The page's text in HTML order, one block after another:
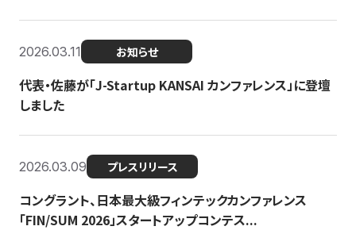
2026.03.11 お知らせ
代表・佐藤が「J-Startup KANSAI カンファレンス」に登壇
しました
2026.03.09 プレスリリース
コングラント、日本最大級フィンテックカンファレンス
「FIN/SUM 2026」スタートアップコンテス...